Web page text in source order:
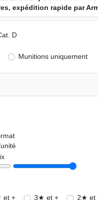
expédition rapide par
D
Munitions uniquement
et + 3★ et + 2★ et